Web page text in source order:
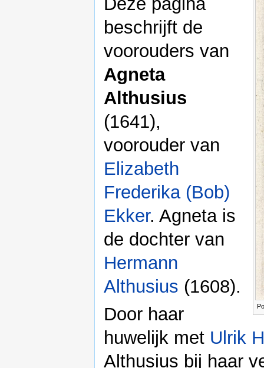
beschrijft de
voorouders van
Agneta
Althusius
(1641),
voorouder van
Elizabeth
Frederika (Bob)
Ekker. Agneta is
de dochter van
Hermann
Althusius (1608).
Door haar
huwelijk met Ulrik
Althusius bij haar